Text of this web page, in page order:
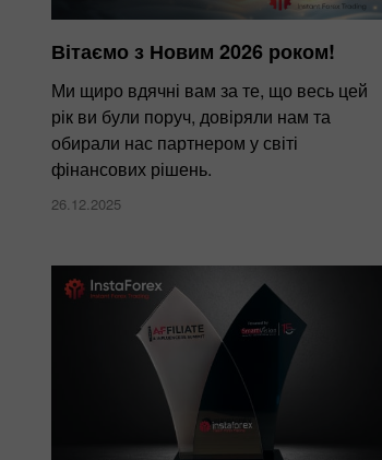
Вітаємо з Новим 2026 роком!
Ми щиро вдячні вам за те, що весь цей
рік ви були поруч, довіряли нам та
обирали нас партнером у світі
фінансових рішень.
26.12.2025